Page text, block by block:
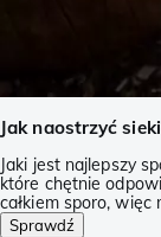
Jak naostrzyć
Jaki jest najlepszy
które chętnie
całkiem sporo, więc
Sprawdź